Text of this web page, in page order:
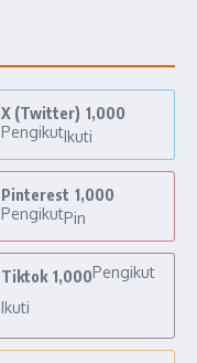
X (Twitter) 1,000
PengikutIkuti
Pinterest 1,000
PengikutPin
Tiktok 1,000Pengikut
Ikuti